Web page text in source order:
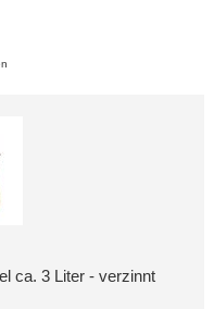
ca. 3 Liter - verzinnt